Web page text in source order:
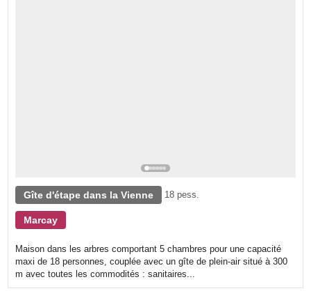
Gîte d'étape dans la Vienne 18 pess.
Marcay
Maison dans les arbres comportant 5 chambres pour une capacité
maxi de 18 personnes, couplée avec un gîte de plein-air situé à 300
m avec toutes les commodités : sanitaires...